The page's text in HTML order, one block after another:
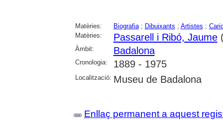
Matèries: Biografia; Dibuixants ; Artistes ;
Matèries:
Passarell i Ribó, Jaume
Àmbit: Badalona
Cronologia: 1889 - 1975
Localització: Museu de Badalona
Enllaç permanent a aquest